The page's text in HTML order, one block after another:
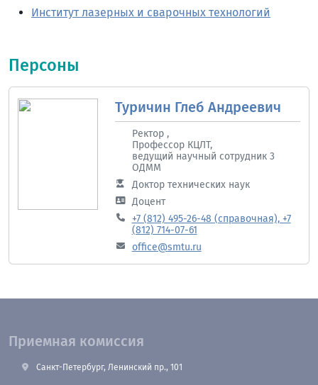
Институт лазерных и сварочных технологий
Персоны
Туричин Глеб Андреевич
Ректор ,
Профессор КЦЛТ,
ведущий научный сотрудник 3
ОДММ
Доктор технических наук
Доцент
+7 (812) 495-26-48 (справочная), +7
(812) 714-07-61
office@smtu.ru
Приемная комиссия
Санкт-Петербург, Ленинский пр., 101